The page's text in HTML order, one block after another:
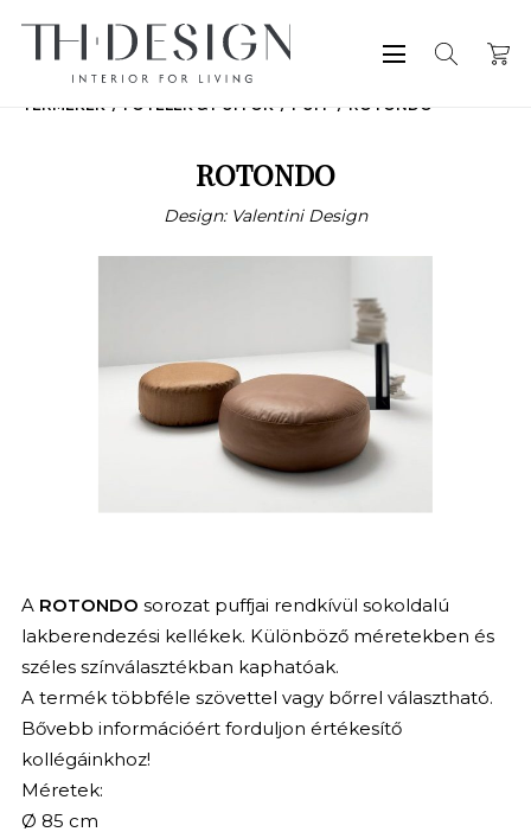
TERMÉKEK FOTELEK & PUFFOK PUFF ROTONDO
ROTONDO
Design: Valentini Design
A ROTONDO sorozat puffjai rendkívül sokoldalú
lakberendezési kellékek. Különböző méretekben és
széles színválasztékban kaphatóak.
A termék többféle szövettel vagy bőrrel választható.
Bővebb információért forduljon értékesítő
kollégáinkhoz!
Méretek:
Ø 85 cm